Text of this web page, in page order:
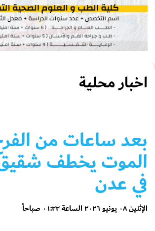
اخبار محلية
بعد ساعات من
الموت يخطف
في عدن
الإثنين ٠٨ يونيو ٢٠٢٦ الساعة ٠١:٢٢ صباحاً